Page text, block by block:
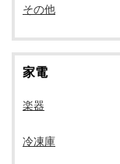
その他
家電
楽器
冷凍庫